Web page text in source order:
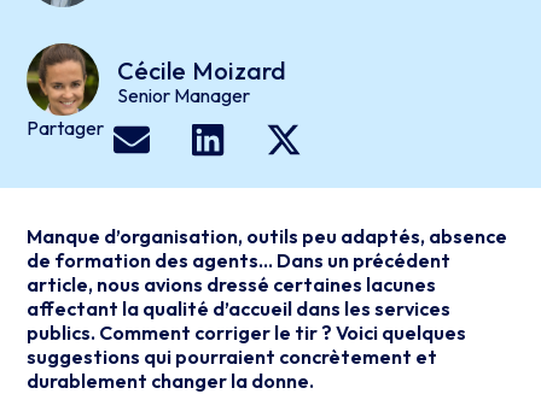
Cécile Moizard
Senior Manager
Partager
Manque d’organisation, outils peu adaptés, absence
de formation des agents… Dans un précédent
article, nous avions dressé certaines lacunes
affectant la qualité d’accueil dans les services
publics. Comment corriger le tir ? Voici quelques
suggestions qui pourraient concrètement et
durablement changer la donne.